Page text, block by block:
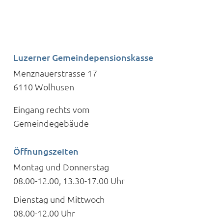
Luzerner Gemeindepensionskasse
Menznauerstrasse 17
6110 Wolhusen
Eingang rechts vom
Gemeindegebäude
Öffnungszeiten
Montag und Donnerstag
08.00-12.00, 13.30-17.00 Uhr
Dienstag und Mittwoch
08.00-12.00 Uhr